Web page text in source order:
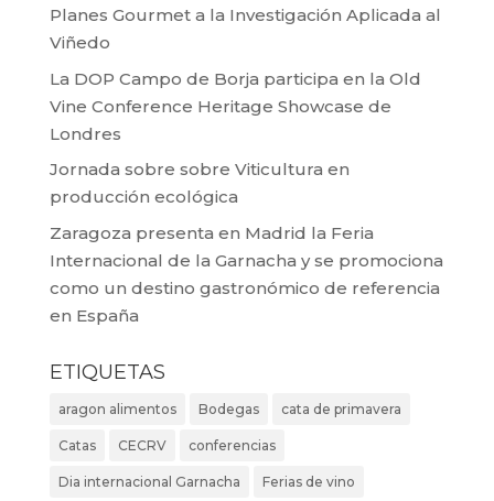
Planes Gourmet a la Investigación Aplicada al
Viñedo
La DOP Campo de Borja participa en la Old
Vine Conference Heritage Showcase de
Londres
Jornada sobre sobre Viticultura en
producción ecológica
Zaragoza presenta en Madrid la Feria
Internacional de la Garnacha y se promociona
como un destino gastronómico de referencia
en España
ETIQUETAS
aragon alimentos Bodegas cata de primavera
Catas CECRV conferencias
Dia internacional Garnacha Ferias de vino